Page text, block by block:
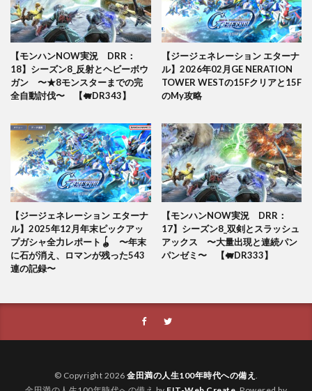
【モンハンNOW実況 DRR：
18】シーズン8_反射とヘビーボウ
ガン 〜★8モンスターまでの完
全自動討伐〜 【🐖DR343】
【ジージェネレーション エターナ
ル】2026年02月GE NERATION
TOWER WESTの15Fクリアと15F
のMy攻略
【ジージェネレーション エターナ
ル】2025年12月年末ピックアッ
プガシャ全力レポート🪀 〜年末
に石が消え、ロマンが残った543
連の記録〜
【モンハンNOW実況 DRR：
17】シーズン8_双剣とスラッシュ
アックス 〜大量出現と連続パン
パンゼミ〜 【🐖DR333】
© Copyright 2026 金田満の人生100年時代への備え